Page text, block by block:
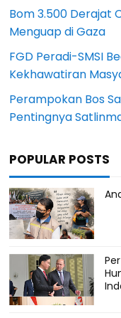
Bom 3.500 Derajat
Menguap di Gaza
FGD Peradi-SMSI
Kekhawatiran
Perampokan Bos
Pentingnya
POPULAR POSTS